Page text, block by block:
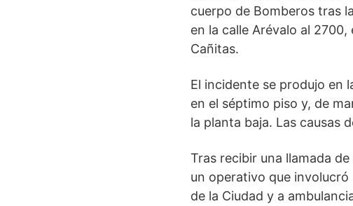
cuerpo de Bomberos tras
en la calle Arévalo al
Cañitas.
El incidente se produjo en
en el séptimo piso y, de
la planta baja. Las causas
Tras recibir una llamada
un operativo que involucró
de la Ciudad y a